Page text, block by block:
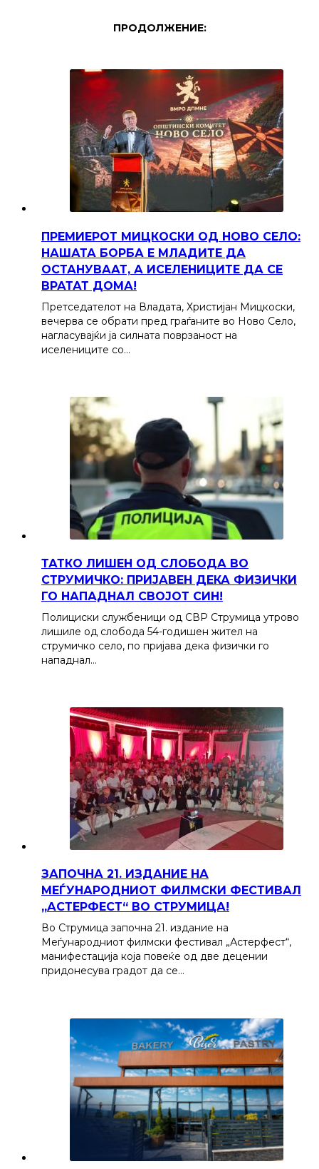
ПРОДОЛЖЕНИЕ:
ПРЕМИЕРОТ МИЦКОСКИ ОД НОВО СЕЛО:
НАШАТА БОРБА Е МЛАДИТЕ ДА
ОСТАНУВААТ, А ИСЕЛЕНИЦИТЕ ДА СЕ
ВРАТАТ ДОМА!
Претседателот на Владата, Христијан Мицкоски,
вечерва се обрати пред граѓаните во Ново Село,
нагласувајќи ја силната поврзаност на
иселениците со…
ТАТКО ЛИШЕН ОД СЛОБОДА ВО
СТРУМИЧКО: ПРИЈАВЕН ДЕКА ФИЗИЧКИ
ГО НАПАДНАЛ СВОЈОТ СИН!
Полициски службеници од СВР Струмица утрово
лишиле од слобода 54-годишен жител на
струмичко село, по пријава дека физички го
нападнал…
ЗАПОЧНА 21. ИЗДАНИЕ НА
МЕЃУНАРОДНИОТ ФИЛМСКИ ФЕСТИВАЛ
„АСТЕРФЕСТ“ ВО СТРУМИЦА!
Во Струмица започна 21. издание на
Меѓународниот филмски фестивал „Астерфест“,
манифестација која повеќе од две децении
придонесува градот да се…